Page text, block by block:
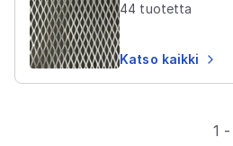
44 tuotetta
Katso kaikki
1